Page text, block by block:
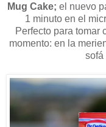
Mug Cake; el nuevo
1 minuto en el
Perfecto para tomar
momento: en la
sofá